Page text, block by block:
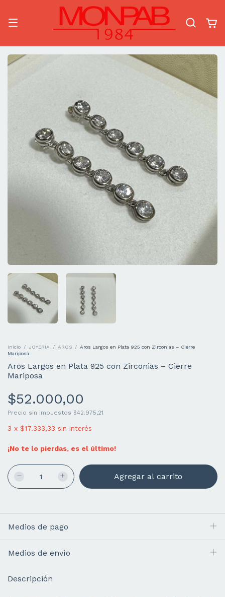
Inicio / JOYERIA / AROS /
Aros Largos en Plata 925 con Zirconias – Cierre
Mariposa
Aros Largos en Plata 925 con Zirconias – Cierre
Mariposa
$52.000,00
Precio sin impuestos $42.975,21
3 x $17.333,33 sin interés
¡No te lo pierdas, es el último!
Medios de pago
Medios de envío
Descripción